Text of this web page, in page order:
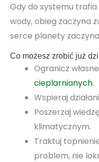
Gdy do systemu trafia
wody, obieg zaczyna
serce planety
Co możesz zrobić już
Ogranicz
cieplarnianych.
Wspieraj
Poszerzaj
klimatycznym.
Traktuj
problem, nie